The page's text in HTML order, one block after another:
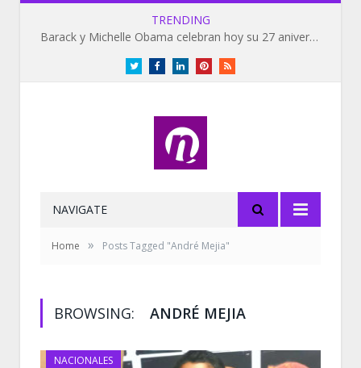
TRENDING
Barack y Michelle Obama celebran hoy su 27 aniversario de bodas
TwitterFacebookLinkedInPinterestRSS
NAVIGATE
Home » Posts Tagged "André Mejia"
BROWSING: ANDRÉ MEJIA
NACIONALES